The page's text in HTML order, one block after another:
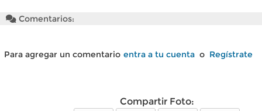
Comentarios:
Para agregar un comentario entra a tu cuenta o Regístrate
Compartir Foto: